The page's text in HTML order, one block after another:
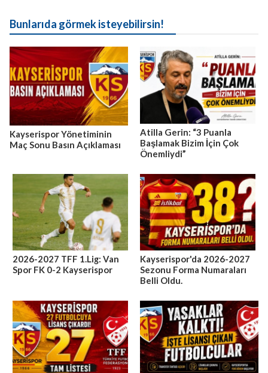
Bunlarıda görmek isteyebilirsin!
Kayserispor Yönetiminin
Maç Sonu Basın Açıklaması
Atilla Gerin: “3 Puanla
Başlamak Bizim İçin Çok
Önemliydi”
2026-2027 TFF 1.Lig: Van
Spor FK 0-2 Kayserispor
Kayserispor'da 2026-2027
Sezonu Forma Numaraları
Belli Oldu.